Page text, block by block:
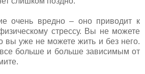
очень вредно – оно приводит к
стрессу. Вы не можете
вы уже не можете жить и без него.
больше и больше зависимым от